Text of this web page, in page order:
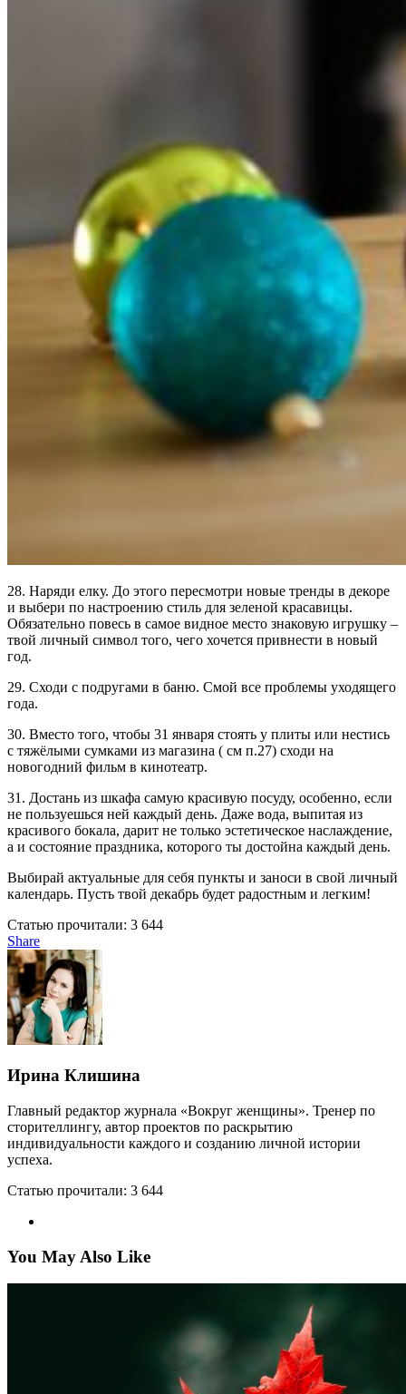
28. Наряди елку. До этого пересмотри новые тренды в декоре
и выбери по настроению стиль для зеленой красавицы.
Обязательно повесь в самое видное место знаковую игрушку –
твой личный символ того, чего хочется привнести в новый
год.
29. Сходи с подругами в баню. Смой все проблемы уходящего
года.
30. Вместо того, чтобы 31 января стоять у плиты или нестись
с тяжёлыми сумками из магазина ( см п.27) сходи на
новогодний фильм в кинотеатр.
31. Достань из шкафа самую красивую посуду, особенно, если
не пользуешься ней каждый день. Даже вода, выпитая из
красивого бокала, дарит не только эстетическое наслаждение,
а и состояние праздника, которого ты достойна каждый день.
Выбирай актуальные для себя пункты и заноси в свой личный
календарь. Пусть твой декабрь будет радостным и легким!
Статью прочитали: 3 644
Share
Ирина Клишина
Главный редактор журнала «Вокруг женщины». Тренер по
сторителлингу, автор проектов по раскрытию
индивидуальности каждого и созданию личной истории
успеха.
Статью прочитали: 3 644
You May Also Like